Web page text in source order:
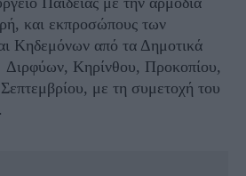
και εκπροσώπους των
Κηδεμόνων από τα Δημοτικά
Διρφύων, Κηρίνθου, Προκοπίου,
με τη συμετοχή του